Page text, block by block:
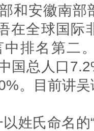
和安徽南部
在全球国际
排名第二
国总人口
。目前讲
姓氏命名的